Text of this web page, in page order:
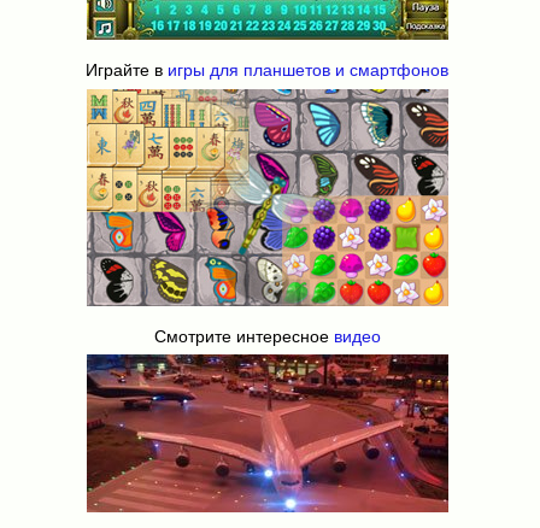
Играйте в игры для планшетов и смартфонов
Смотрите интересное видео